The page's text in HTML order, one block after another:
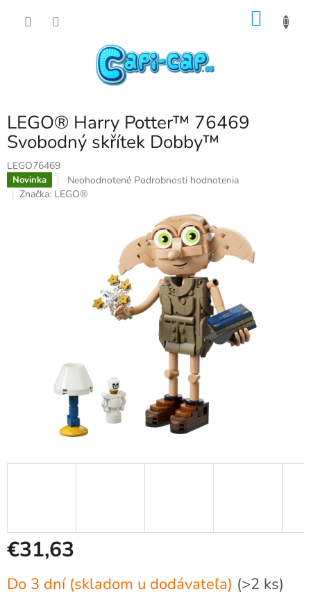
LEGO® Harry Potter™ 76469
Svobodný skřítek Dobby™
LEGO76469
Novinka
Priemerné
hodnotenie
hviezdičiek.
Neohodnotené Podrobnosti hodnotenia
Značka: LEGO®
€31,63
cena:
Do 3 dní (skladom u dodávateľa) (>2 ks)